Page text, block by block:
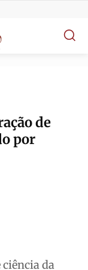
de
por
ciência da